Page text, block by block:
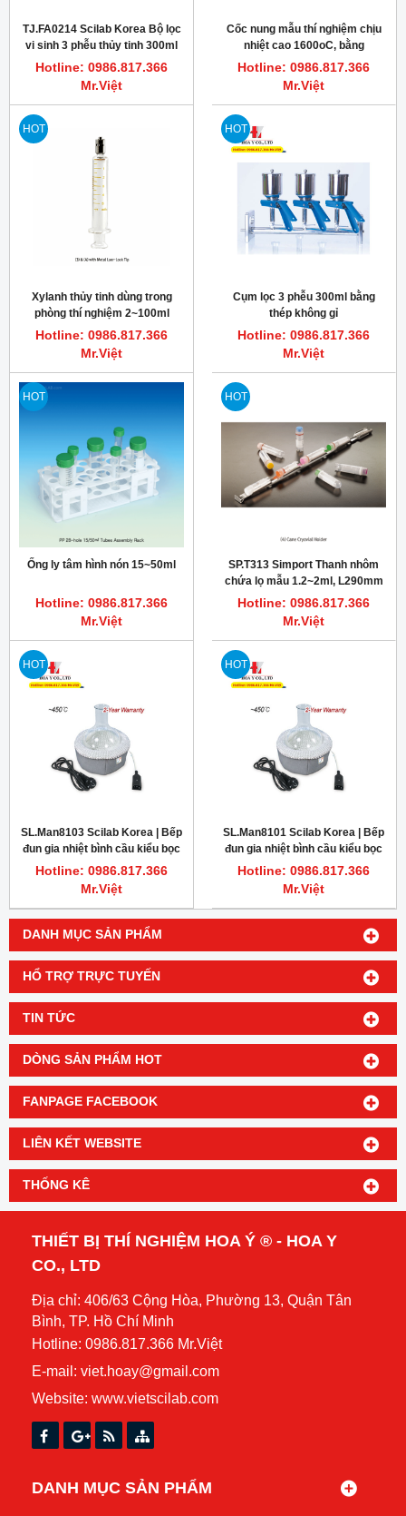
DANH MỤC SẢN PHẨM
HỔ TRỢ TRỰC TUYẾN
TIN TỨC
DÒNG SẢN PHẨM HOT
FANPAGE FACEBOOK
LIÊN KẾT WEBSITE
THỐNG KÊ
TJ.FA0214 Scilab Korea Bộ lọc
vi sinh 3 phễu thủy tinh 300ml
Hotline: 0986.817.366
Mr.Việt
Cốc nung mẫu thí nghiệm chịu
nhiệt cao 1600oC, bằng
Alumina
Hotline: 0986.817.366
Mr.Việt
HOT
Xylanh thủy tinh dùng trong
phòng thí nghiệm 2~100ml
TRUTH
Hotline: 0986.817.366
Mr.Việt
HOT
Cụm lọc 3 phễu 300ml bằng
thép không gỉ
Hotline: 0986.817.366
Mr.Việt
HOT
Ống ly tâm hình nón 15~50ml
Hotline: 0986.817.366
Mr.Việt
HOT
SP.T313 Simport Thanh nhôm
chứa lọ mẫu 1.2~2ml, L290mm
Hotline: 0986.817.366
Mr.Việt
HOT
SL.Man8103 Scilab Korea | Bếp
đun gia nhiệt bình cầu kiểu bọc
vải 250ml
Hotline: 0986.817.366
Mr.Việt
HOT
SL.Man8101 Scilab Korea | Bếp
đun gia nhiệt bình cầu kiểu bọc
vải 50ml
Hotline: 0986.817.366
Mr.Việt
THIẾT BỊ THÍ NGHIỆM HOA Ý ® - HOA Y
CO., LTD
Địa chỉ: 406/63 Cộng Hòa, Phường 13, Quận Tân
Bình, TP. Hồ Chí Minh
Hotline: 0986.817.366 Mr.Việt
E-mail: viet.hoay@gmail.com
Website: www.vietscilab.com
DANH MỤC SẢN PHẨM